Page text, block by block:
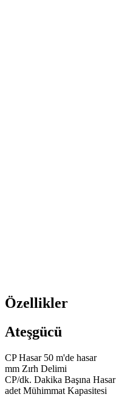
Özellikler
Ateşgücü
CPHasar 50 m'de hasar
mm Zırh Delimi
CP/dk. Dakika Başına Hasar
adet Mühimmat Kapasitesi